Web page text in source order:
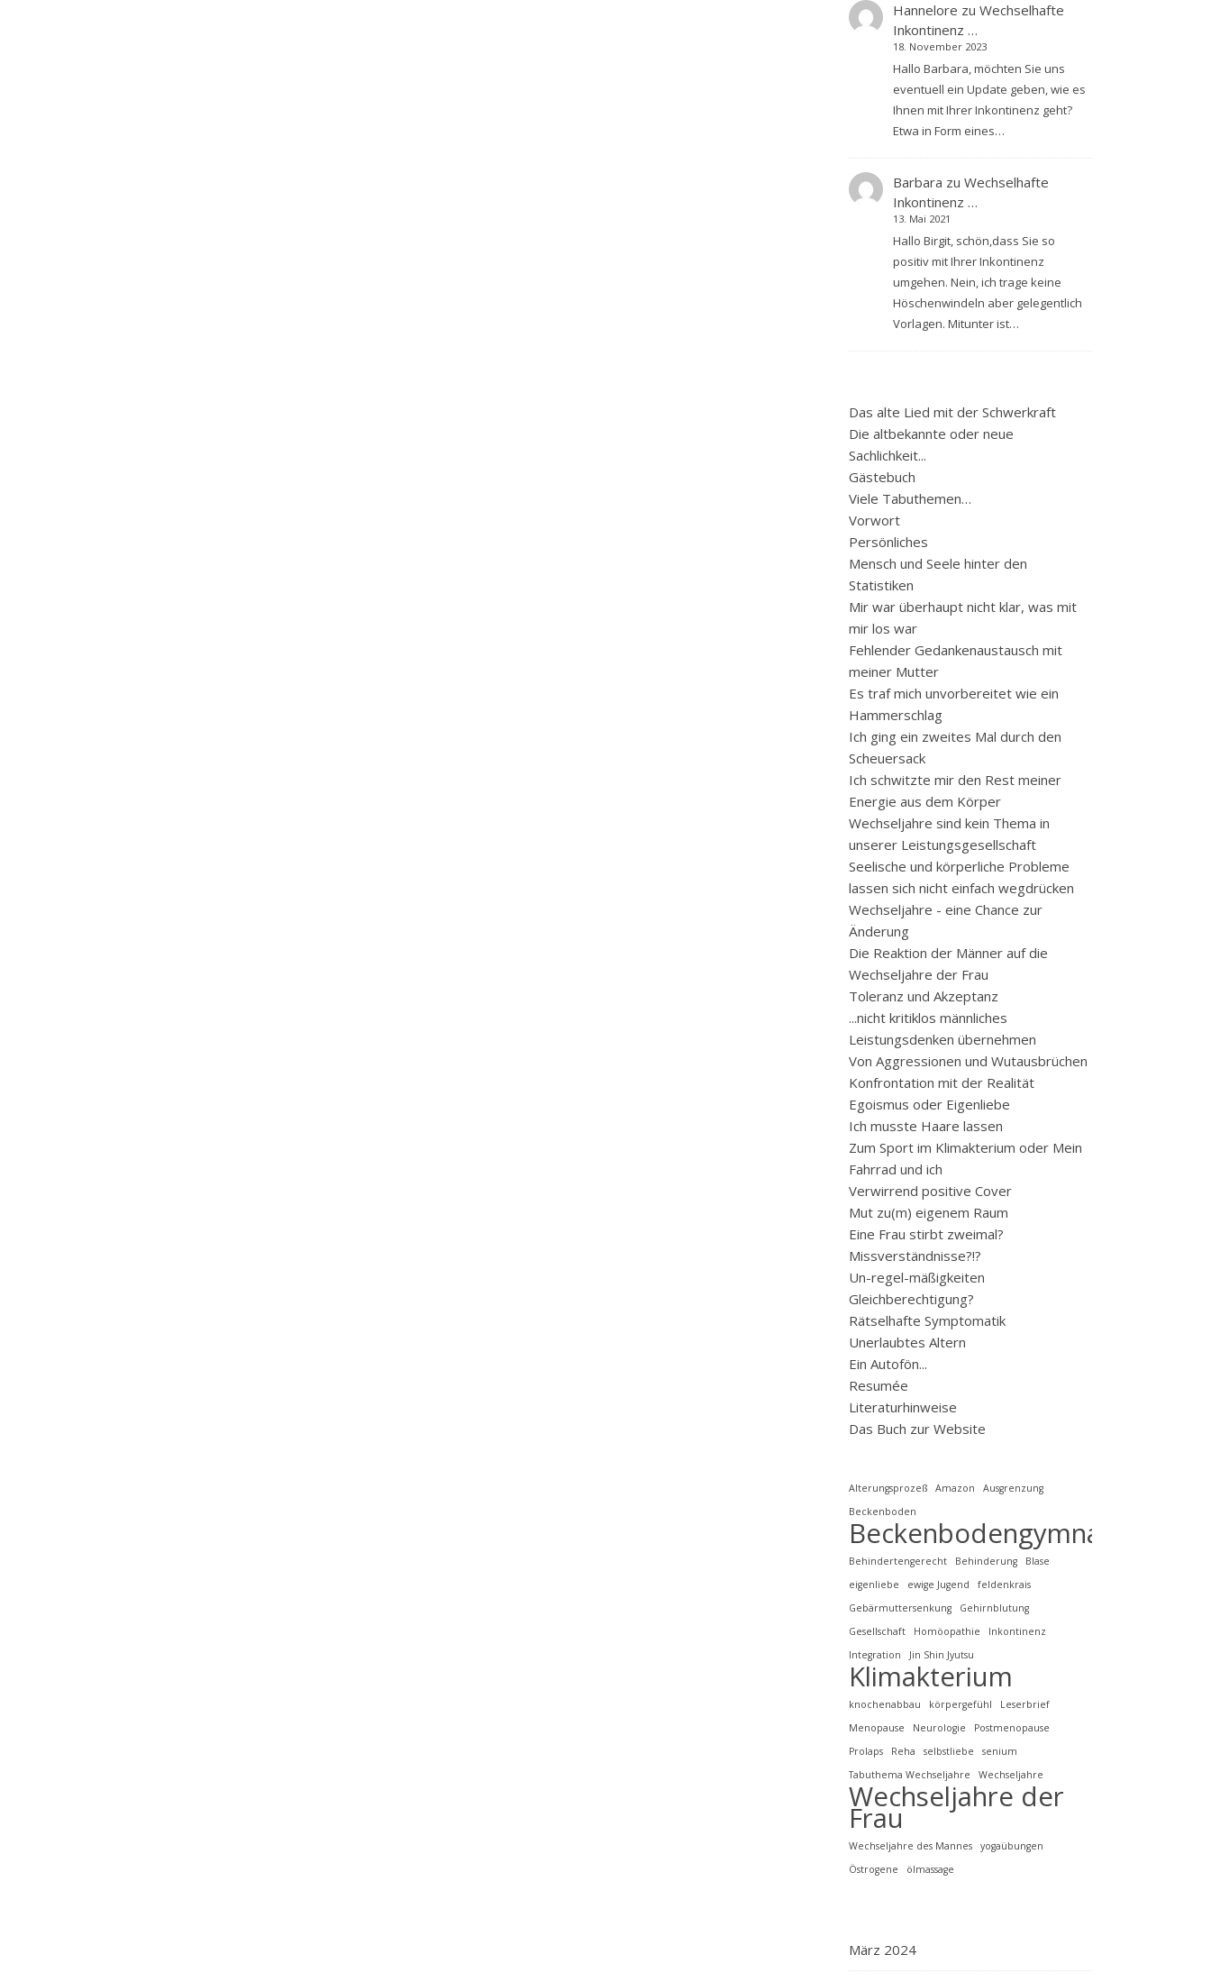
Hannelore zu Wechselhafte
Inkontinenz …
18. November 2023
Hallo Barbara, möchten Sie uns
eventuell ein Update geben, wie es
Ihnen mit Ihrer Inkontinenz geht?
Etwa in Form eines…
Barbara zu Wechselhafte
Inkontinenz …
13. Mai 2021
Hallo Birgit, schön,dass Sie so
positiv mit Ihrer Inkontinenz
umgehen. Nein, ich trage keine
Höschenwindeln aber gelegentlich
Vorlagen. Mitunter ist…
Das alte Lied mit der Schwerkraft
Die altbekannte oder neue
Sachlichkeit...
Gästebuch
Viele Tabuthemen…
Vorwort
Persönliches
Mensch und Seele hinter den
Statistiken
Mir war überhaupt nicht klar, was mit
mir los war
Fehlender Gedankenaustausch mit
meiner Mutter
Es traf mich unvorbereitet wie ein
Hammerschlag
Ich ging ein zweites Mal durch den
Scheuersack
Ich schwitzte mir den Rest meiner
Energie aus dem Körper
Wechseljahre sind kein Thema in
unserer Leistungsgesellschaft
Seelische und körperliche Probleme
lassen sich nicht einfach wegdrücken
Wechseljahre - eine Chance zur
Änderung
Die Reaktion der Männer auf die
Wechseljahre der Frau
Toleranz und Akzeptanz
...nicht kritiklos männliches
Leistungsdenken übernehmen
Von Aggressionen und Wutausbrüchen
Konfrontation mit der Realität
Egoismus oder Eigenliebe
Ich musste Haare lassen
Zum Sport im Klimakterium oder Mein
Fahrrad und ich
Verwirrend positive Cover
Mut zu(m) eigenem Raum
Eine Frau stirbt zweimal?
Missverständnisse?!?
Un-regel-mäßigkeiten
Gleichberechtigung?
Rätselhafte Symptomatik
Unerlaubtes Altern
Ein Autofön...
Resumée
Literaturhinweise
Das Buch zur Website
Alterungsprozeß Amazon
Ausgrenzung
Beckenboden
Beckenbodengymnastik
Behindertengerecht Behinderung
Blase
eigenliebe
ewige Jugend
feldenkrais
Gebärmuttersenkung
Gehirnblutung
Gesellschaft
Homöopathie
Inkontinenz
Integration
Jin Shin Jyutsu
Klimakterium
knochenabbau körpergefühl
Leserbrief
Menopause
Neurologie
Postmenopause
Prolaps
Reha selbstliebe
senium
Tabuthema Wechseljahre
Wechseljahre
Wechseljahre der
Frau
Wechseljahre des Mannes
yogaübungen
Östrogene
ölmassage
März 2024